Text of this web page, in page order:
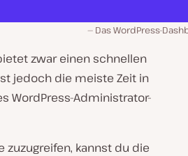
Das WordPress-
zwar einen schnellen
jedoch die meiste Zeit in
WordPress-Administrator-
zuzugreifen, kannst du die